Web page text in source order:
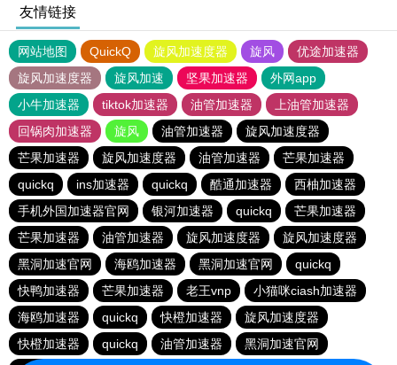
友情链接
网站地图 QuickQ 旋风加速度器 旋风
优途加速器
旋风加速度器
旋风加速 坚果加速器
外网app
小牛加速器
tiktok加速器 油管加速器
上油管加速器
回锅肉加速器
旋风 油管加速器
旋风加速度器
芒果加速器
旋风加速度器 油管加速器
芒果加速器
quickq
ins加速器 quickq 酷通加速器
西柚加速器
手机外国加速器官网
银河加速器 quickq
芒果加速器
芒果加速器
油管加速器 旋风加速度器
旋风加速度器
黑洞加速官网
海鸥加速器 黑洞加速官网
quickq
快鸭加速器
芒果加速器 老王vnp
小猫咪ciash加速器
海鸥加速器
quickq 快橙加速器
旋风加速度器
快橙加速器
quickq 油管加速器
黑洞加速官网